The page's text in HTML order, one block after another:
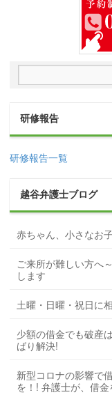
研修報告
研修報告一覧
越谷弁護士ブログ
赤ちゃん、小さなお
ご来所が難しい方へ
します
土曜・日曜・祝日に
少額の借金でも破産
ばり解決!
新型コロナの影響で
を！! 弁護士が、借金